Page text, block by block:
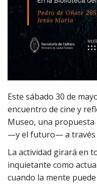
Este sábado 30 de
encuentro de cine y
Museo, una
—y el futuro— a través
La actividad girará en
inquietante como
cuando la mente